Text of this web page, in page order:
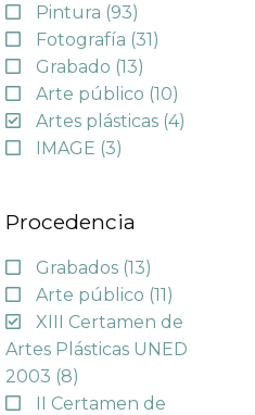
Pintura (93)
Fotografía (31)
Grabado (13)
Arte público (10)
Artes plásticas (4)
IMAGE (3)
Procedencia
Grabados (13)
Arte público (11)
XIII Certamen de
Artes Plásticas UNED
2003 (8)
II Certamen de